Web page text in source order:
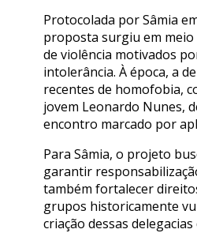
Protocolada por Sâmia
proposta surgiu em meio
de violência motivados
intolerância. À época, a
recentes de homofobia,
jovem Leonardo Nunes,
encontro marcado por
Para Sâmia, o projeto
garantir
também fortalecer
grupos historicamente
criação dessas